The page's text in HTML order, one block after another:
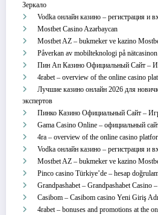
Зеркало
Vodka онлайн казино – регистрация и
Mostbet Casino Azərbaycan
Mostbet AZ – bukmeker ve kazino
Påverkan av mobilteknologi på nätcasinon
Пин Ап Казино Официальный Сайт –
4rabet – overview of the online casino
Лучшие казино онлайн 2026 для
экспертов
Пинко Казино Официальный Сайт –
Gama Casino Online – официальный
4ra – overview of the online casino
Vodka онлайн казино – регистрация и
Mostbet AZ – bukmeker ve kazino
Pinco casino Türkiye’de – hesap
Grandpashabet – Grandpashabet Casino
Casibom – Casibom casino Yeni Giriş
4rabet – bonuses and promotions at the